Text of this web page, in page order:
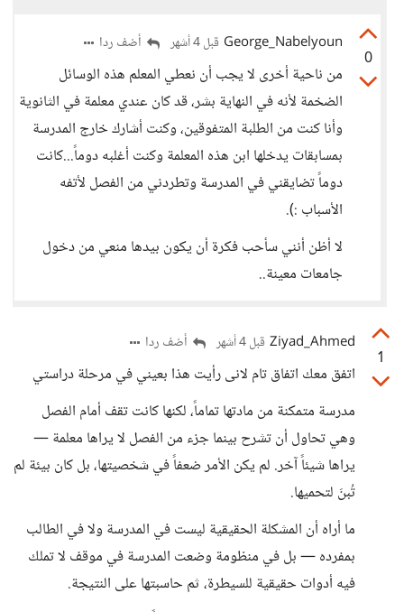
0
George_Nabelyoun قبل 4 أشهر أضف ردا
من ناحية أخرى لا يجب أن نعطي المعلم هذه الوسائل
الضخمة لأنه في النهاية بشر، قد كان عندي معلمة في الثانوية
وأنا كنت من الطلبة المتفوقين، وكنت أشارك خارج المدرسة
بمسابقات يدخلها ابن هذه المعلمة وكنت أغلبه دوماً...كانت
دوماً تضايقني في المدرسة وتطردني من الفصل لأتفه
الأسباب :).
لا أظن أنني سأحب فكرة أن يكون بيدها منعي من دخول
جامعات معينة..
1
Ziyad_Ahmed قبل 4 أشهر أضف ردا
اتفق معك اتفاق تام لانى رأيت هذا بعيني في مرحلة دراستي
مدرسة متمكنة من مادتها تماماً، لكنها كانت تقف أمام الفصل
وهي تحاول أن تشرح بينما جزء من الفصل لا يراها معلمة —
يراها شيئاً آخر. لم يكن الأمر ضعفاً في شخصيتها، بل كان بيئة لم
تُبنَ لتحميها.
ما أراه أن المشكلة الحقيقية ليست في المدرسة ولا في الطالب
بمفرده — بل في منظومة وضعت المدرسة في موقف لا تملك
فيه أدوات حقيقية للسيطرة، ثم حاسبتها على النتيجة.